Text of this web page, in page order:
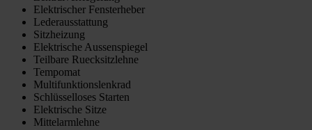
Elektrischer Fensterheber
Lederausstattung
Sitzheizung
Elektrische Aussenspiegel
Teilbare Ruecksitzlehne
Tempomat
Multifunktionslenkrad
Schlüsselloses Starten
Elektrische Sitze
Mittelarmlehne